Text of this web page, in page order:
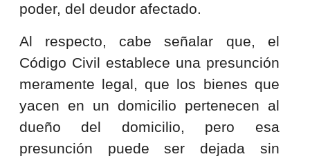
poder, del deudor afectado.
Al respecto, cabe señalar que, el
Código Civil establece una presunción
meramente legal, que los bienes que
yacen en un domicilio pertenecen al
dueño del domicilio, pero esa
presunción puede ser dejada sin